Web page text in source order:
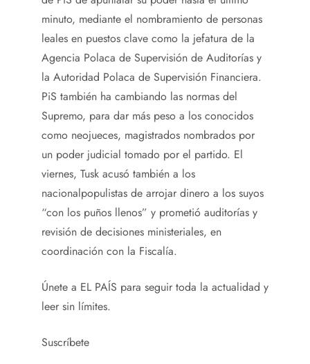
minuto, mediante el nombramiento de personas
leales en puestos clave como la jefatura de la
Agencia Polaca de Supervisión de Auditorías y
la Autoridad Polaca de Supervisión Financiera.
PiS también ha cambiando las normas del
Supremo, para dar más peso a los conocidos
como neojueces, magistrados nombrados por
un poder judicial tomado por el partido. El
viernes, Tusk acusó también a los
nacionalpopulistas de arrojar dinero a los suyos
“con los puños llenos” y prometió auditorías y
revisión de decisiones ministeriales, en
coordinación con la Fiscalía.
Únete a EL PAÍS para seguir toda la actualidad y
leer sin límites.
Suscríbete